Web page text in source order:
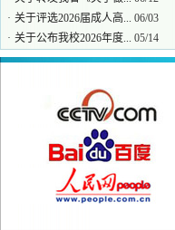
关于评选2026届成人高...
06/03
关于公布我校2026年度...
05/14
· 关于做好2026年度成人... 04/08